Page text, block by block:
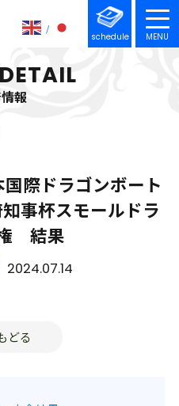
schedule MENU
報
際ドラゴンボート
事杯スモールドラ
結果
2024.07.14
どる